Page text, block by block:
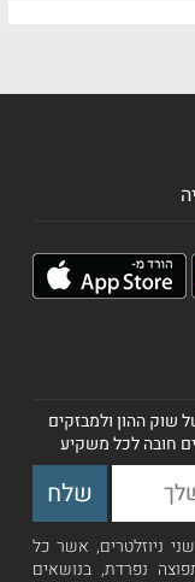
שוק ההון ולמבזקים
חובה לכל משקיע
ניוזלטרים, אשר כל
נפרדת, בנושאים